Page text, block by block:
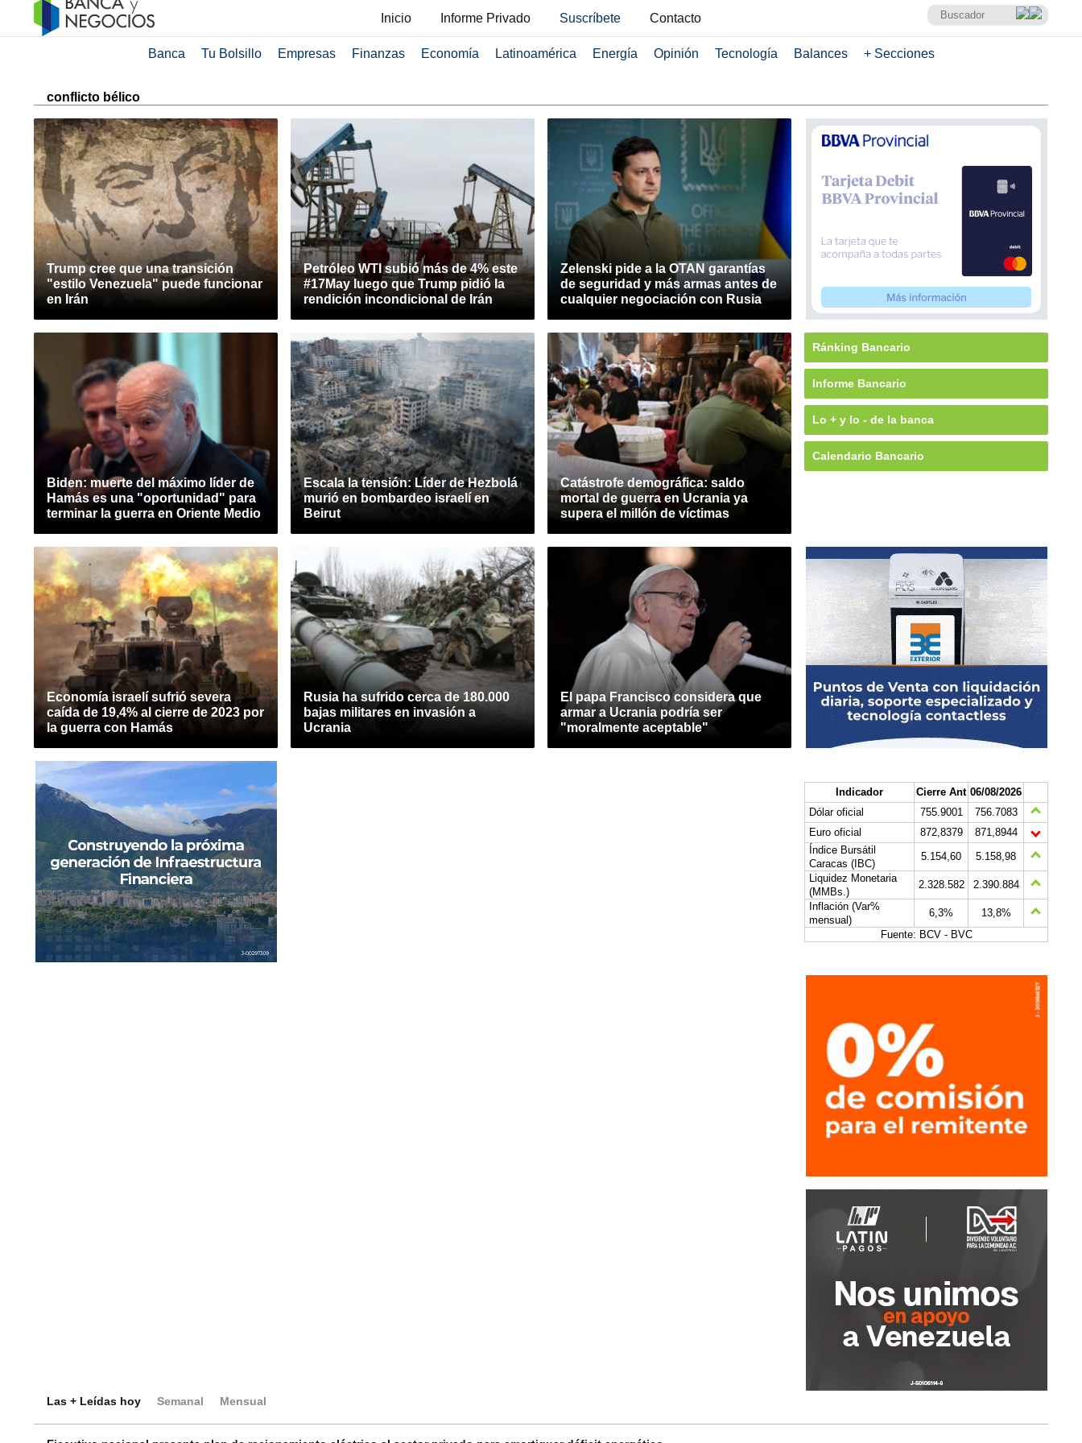
Inicio Informe Privado Suscríbete Contacto
Banca Tu Bolsillo Empresas Finanzas Economía Latinoamérica Energía Opinión Tecnología Balances + Secciones
conflicto bélico
Trump cree que una transición
"estilo Venezuela" puede funcionar
en Irán
Petróleo WTI subió más de 4% este
#17May luego que Trump pidió la
rendición incondicional de Irán
Zelenski pide a la OTAN garantías
de seguridad y más armas antes de
cualquier negociación con Rusia
Biden: muerte del máximo líder de
Hamás es una "oportunidad" para
terminar la guerra en Oriente Medio
Escala la tensión: Líder de Hezbolá
murió en bombardeo israelí en
Beirut
Catástrofe demográfica: saldo
mortal de guerra en Ucrania ya
supera el millón de víctimas
Economía israelí sufrió severa
caída de 19,4% al cierre de 2023 por
la guerra con Hamás
Rusia ha sufrido cerca de 180.000
bajas militares en invasión a
Ucrania
El papa Francisco considera que
armar a Ucrania podría ser
"moralmente aceptable"
Ránking Bancario
Informe Bancario
Lo + y lo - de la banca
Calendario Bancario
Indicador Cierre Ant 06/08/2026
Dólar oficial
755.9001
756.7083
Euro oficial
872,8379
871,8944
Índice Bursátil
Caracas (IBC)
5.154,60
5.158,98
Liquidez Monetaria
(MMBs.)
2.328.582
2.390.884
Inflación (Var%
mensual)
6,3%
13,8%
Fuente: BCV - BVC
Las + Leídas hoy Semanal Mensual